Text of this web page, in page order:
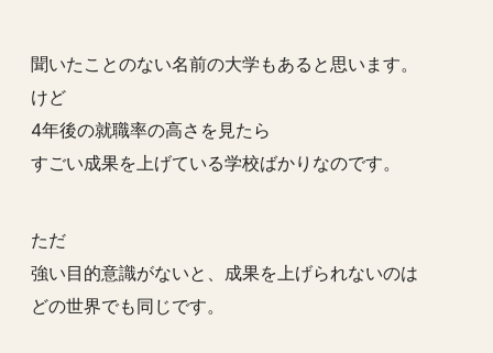
聞いたことのない名前の大学もあると思います。
けど
4年後の就職率の高さを見たら
すごい成果を上げている学校ばかりなのです。
ただ
強い目的意識がないと、成果を上げられないのは
どの世界でも同じです。